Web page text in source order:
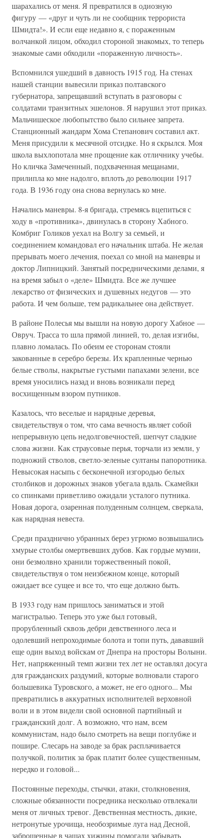
шарахались от меня. Я превратился в одиозную
фигуру — «друг и чуть ли не сообщник террориста
Шмидта!». И если еще недавно я, с пораженным
волчанкой лицом, обходил стороной знакомых, то теперь
знакомые сами обходили «пораженную личность».
Вспомнился ушедший в давность 1915 год. На стенах
нашей станции вывесили приказ полтавского
губернатора, запрещавший вступать в разговоры с
солдатами транзитных эшелонов. Я нарушил этот приказ.
Мальчишеское любопытство было сильнее запрета.
Станционный жандарм Хома Степанович составил акт.
Меня присудили к месячной отсидке. Но я скрылся. Моя
школа выхлопотала мне прощение как отличнику учебы.
Но кличка Замеченный, подхваченная мещанами,
прилипла ко мне надолго, вплоть до революции 1917
года. В 1936 году она снова вернулась ко мне.
Начались маневры. 8-я бригада, стремясь вцепиться с
ходу в «противника», двинулась в сторону Хабного.
Комбриг Голиков уехал на Волгу за семьей, и
соединением командовал его начальник штаба. Не желая
прерывать моего лечения, поехал со мной на маневры и
доктор Липницкий. Занятый посредническими делами, я
на время забыл о «деле» Шмидта. Все же лучшее
лекарство от физических и душевных недугов — это
работа. И чем больше, тем радикальнее она действует.
В районе Полесья мы вышли на новую дорогу Хабное —
Овруч. Трасса то шла прямой линией, то, делая изгибы,
плавно ломалась. По обеим ее сторонам стояли
закованные в серебро березы. Их крапленные чернью
белые стволы, накрытые густыми папахами зелени, все
время уносились назад и вновь возникали перед
восхищенным взором путников.
Казалось, что веселые и нарядные деревья,
свидетельствуя о том, что сама вечность являет собой
непрерывную цепь недолговечностей, шепчут сладкие
слова жизни. Как страусовые перья, торчали из земли, у
подножий стволов, светло-зеленые султаны папоротника.
Невысокая насыпь с бесконечной изгородью белых
столбиков и дорожных знаков убегала вдаль. Скамейки
со спинками приветливо ожидали усталого путника.
Новая дорога, озаренная полуденным солнцем, сверкала,
как нарядная невеста.
Среди празднично убранных берез угрюмо возвышались
хмурые столбы омертвевших дубов. Как гордые мумии,
они безмолвно хранили торжественный покой,
свидетельствуя о том неизбежном конце, который
ожидает все сущее и все то, что еще должно быть.
В 1933 году нам пришлось заниматься и этой
магистралью. Теперь это уже был готовый,
прорубленный сквозь дебри девственного леса и
одолевший непроходимые болота и топи путь, дававший
еще один выход войскам от Днепра на просторы Волыни.
Нет, напряженный темп жизни тех лет не оставлял досуга
для гражданских раздумий, которые волновали старого
большевика Туровского, а может, не его одного... Мы
превратились в аккуратных исполнителей верховной
воли и в этом видели свой основной партийный и
гражданский долг. А возможно, что нам, всем
коммунистам, надо было смотреть на вещи поглубже и
пошире. Слесарь на заводе за брак расплачивается
получкой, политик за брак платит более существенным,
нередко и головой...
Постоянные переходы, стычки, атаки, столкновения,
сложные обязанности посредника несколько отвлекали
меня от личных тревог. Девственная местность, дикие,
нетронутые урочища, необозримые луга над Десной,
заброшенные в чащах хижины помогали забывать